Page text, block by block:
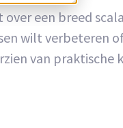
een breed
wilt verbeteren
van praktische